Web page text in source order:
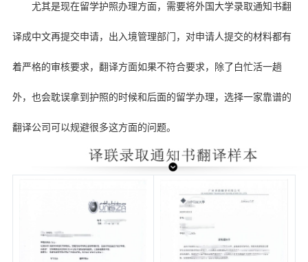
尤其是现在留学护照办理方面，需要将外国大学录取通知书翻
译成中文再提交申请，出入境管理部门，对申请人提交的材料都有
着严格的审核要求，翻译方面如果不符合要求，除了白忙活一趟
外，也会耽误拿到护照的时候和后面的留学办理，选择一家靠谱的
翻译公司可以规避很多这方面的问题。